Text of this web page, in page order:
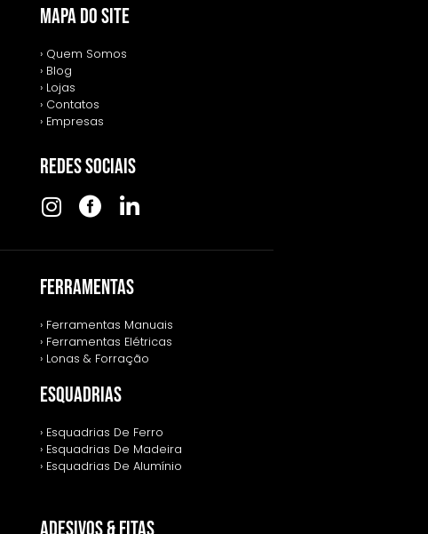
MAPA DO SITE
› Quem Somos
› Blog
› Lojas
› Contatos
› Empresas
REDES SOCIAIS
FERRAMENTAS
› Ferramentas Manuais
› Ferramentas Elétricas
› Lonas & Forração
ESQUADRIAS
› Esquadrias De Ferro
› Esquadrias De Madeira
› Esquadrias De Alumínio
ADESIVOS & FITAS